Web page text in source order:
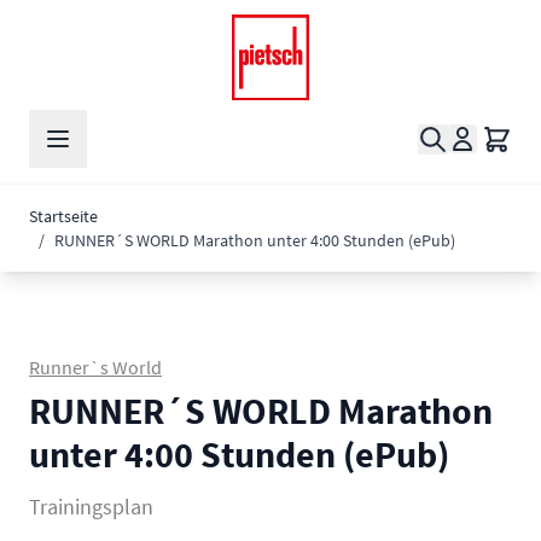
Suche
Startseite
/ RUNNER´S WORLD Marathon unter 4:00 Stunden (ePub)
Runner`s World
RUNNER´S WORLD Marathon
unter 4:00 Stunden (ePub)
Trainingsplan